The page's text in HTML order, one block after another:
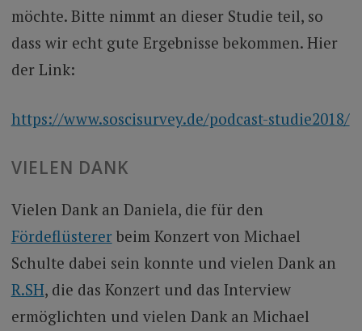
möchte. Bitte nimmt an dieser Studie teil, so
dass wir echt gute Ergebnisse bekommen. Hier
der Link:
https://www.soscisurvey.de/podcast-studie2018/
VIELEN DANK
Vielen Dank an Daniela, die für den
Fördeflüstererbeim Konzert von Michael
Schulte dabei sein konnte und vielen Dank an
R.SH, die das Konzert und das Interview
ermöglichten und vielen Dank an Michael